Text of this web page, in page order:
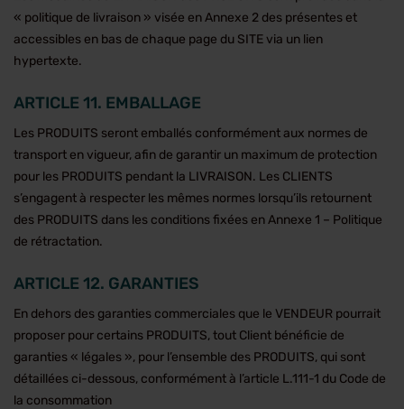
« politique de livraison » visée en Annexe 2 des présentes et
accessibles en bas de chaque page du SITE via un lien
hypertexte.
ARTICLE 11. EMBALLAGE
Les PRODUITS seront emballés conformément aux normes de
transport en vigueur, afin de garantir un maximum de protection
pour les PRODUITS pendant la LIVRAISON. Les CLIENTS
s’engagent à respecter les mêmes normes lorsqu’ils retournent
des PRODUITS dans les conditions fixées en Annexe 1 – Politique
de rétractation.
ARTICLE 12. GARANTIES
En dehors des garanties commerciales que le VENDEUR pourrait
proposer pour certains PRODUITS, tout Client bénéficie de
garanties « légales », pour l’ensemble des PRODUITS, qui sont
détaillées ci-dessous, conformément à l’article L.111-1 du Code de
la consommation